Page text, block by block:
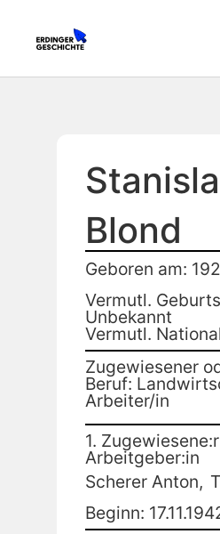
Blond
Geboren am:
Vermutl.
Unbekannt
Vermutl.
Zugewiesener
Beruf:
Arbeiter/in
1. Zugewiesene:r
Arbeitgeber:in
Scherer Anton,
Beginn: